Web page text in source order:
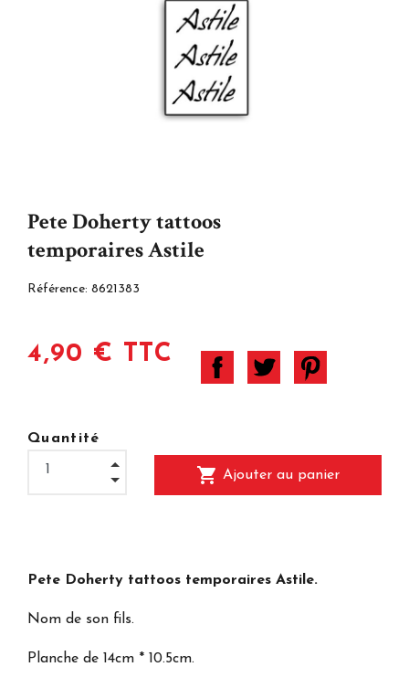
Pete Doherty tattoos
temporaires Astile
Référence: 8621383
4,90 € TTC
Quantité
shopping_cart Ajouter au panier
Pete Doherty tattoos temporaires Astile.
Nom de son fils.
Planche de 14cm * 10.5cm.